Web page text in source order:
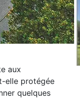
aux
elle protégée
quelques